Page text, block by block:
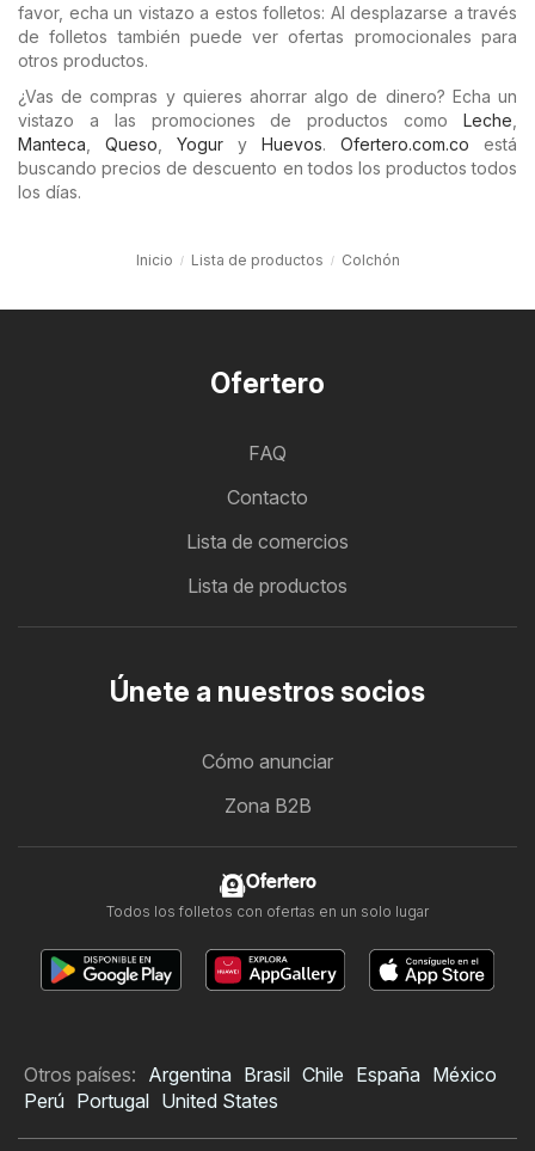
favor, echa un vistazo a estos folletos: Al desplazarse a través
de folletos también puede ver ofertas promocionales para
otros productos.
¿Vas de compras y quieres ahorrar algo de dinero? Echa un
vistazo a las promociones de productos como Leche
Manteca
Queso Yogur y Huevos. Ofertero.com.co está
buscando precios de descuento en todos los productos todos
los días.
Inicio Lista de productos Colchón
Ofertero
FAQ
Contacto
Lista de comercios
Lista de productos
Únete a nuestros socios
Cómo anunciar
Zona B2B
Ofertero
Todos los folletos con ofertas en un solo lugar
Otros países: Argentina Brasil Chile España México
Perú Portugal United States